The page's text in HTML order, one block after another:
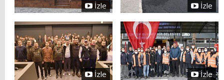
İzle İzle
İzle İzle